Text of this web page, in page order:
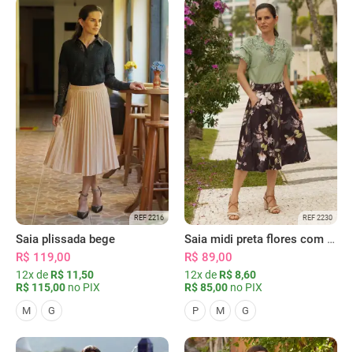
REF 2216
Saia plissada bege
R$ 119,00
12x de R$ 11,50
R$ 115,00 no PIX
M G
REF 2230
Saia midi preta flores com bolsos
R$ 89,00
12x de R$ 8,60
R$ 85,00 no PIX
P M G